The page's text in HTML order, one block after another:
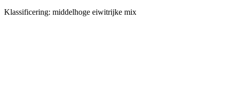
Klassificering: middelhoge eiwitrijke mix